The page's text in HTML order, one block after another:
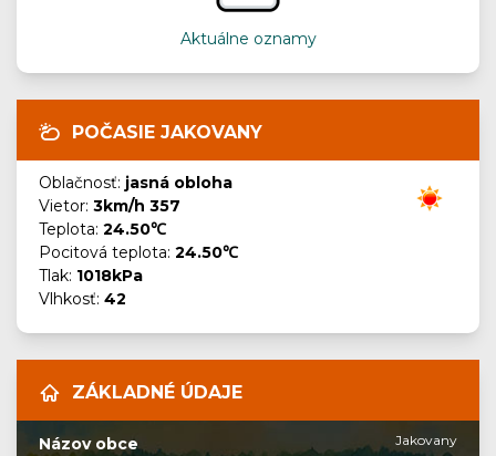
Aktuálne oznamy
POČASIE JAKOVANY
Oblačnosť: jasná obloha
Vietor: 3km/h 357
Teplota: 24.50℃
Pocitová teplota: 24.50℃
Tlak: 1018kPa
Vlhkosť: 42
ZÁKLADNÉ ÚDAJE
Názov obce Jakovany